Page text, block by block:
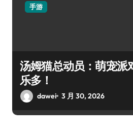
手游
汤姆猫总动员：萌宠派
乐多！
dawei 3 月 30, 2026